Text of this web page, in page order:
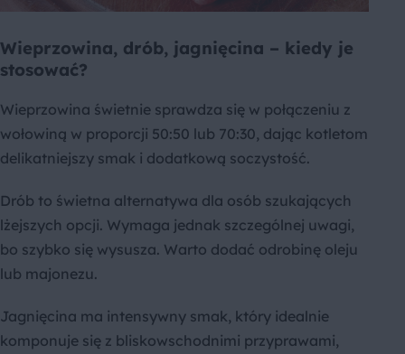
Wieprzowina, drób, jagnięcina – kiedy je
stosować?
Wieprzowina świetnie sprawdza się w połączeniu z
wołowiną w proporcji 50:50 lub 70:30, dając kotletom
delikatniejszy smak i dodatkową soczystość.
Drób to świetna alternatywa dla osób szukających
lżejszych opcji. Wymaga jednak szczególnej uwagi,
bo szybko się wysusza. Warto dodać odrobinę oleju
lub majonezu.
Jagnięcina ma intensywny smak, który idealnie
komponuje się z bliskowschodnimi przyprawami,